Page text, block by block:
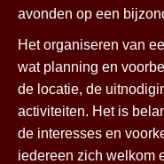
avonden op een
Het organiseren van
wat planning en
de locatie, de
activiteiten. Het is
de interesses en
iedereen zich welkom